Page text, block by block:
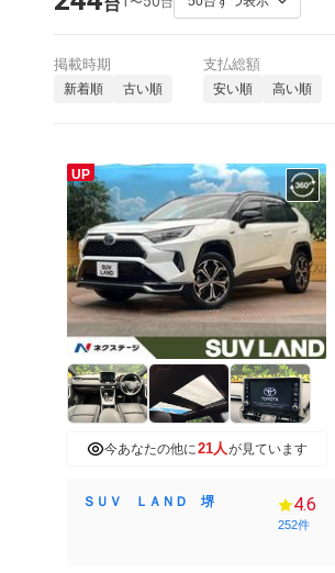
台
掲載時期
新着順 古い順
支払総額
安い順 高い順
UP
今あなたの他に21人が見ています
ＳＵＶ ＬＡＮＤ 堺 4.6
252件